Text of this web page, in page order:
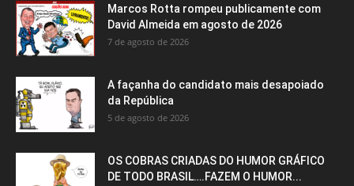
Marcos Rotta rompeu publicamente com
David Almeida em agosto de 2026
7 de agosto de 2026
A façanha do candidato mais desapoiado
da República
5 de agosto de 2026
OS COBRAS CRIADAS DO HUMOR GRÁFICO
DE TODO BRASIL….FAZEM O HUMOR...